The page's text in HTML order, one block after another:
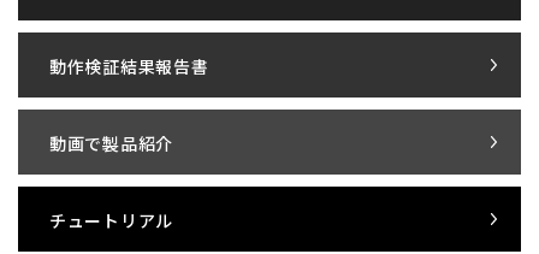
動作検証結果報告書
動画で製品紹介
チュートリアル